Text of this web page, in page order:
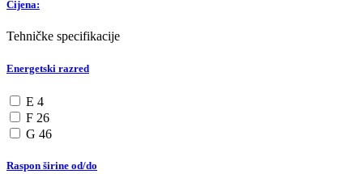
Cijena:
Tehničke specifikacije
Energetski razred
E 4
F 26
G 46
Raspon širine od/do